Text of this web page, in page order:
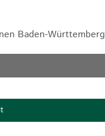
Baden-Württemberg